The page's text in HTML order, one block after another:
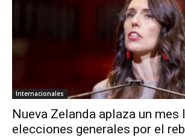
Internacionales
Nueva Zelanda aplaza un mes
elecciones generales por el